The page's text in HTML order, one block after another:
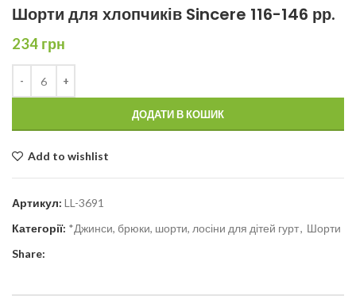
Шорти для хлопчиків Sincere 116-146 рр.
234 грн
ДОДАТИ В КОШИК
Add to wishlist
Артикул: LL-3691
Категорії: *Джинси, брюки, шорти, лосіни для дітей гурт, Шорти
Share: